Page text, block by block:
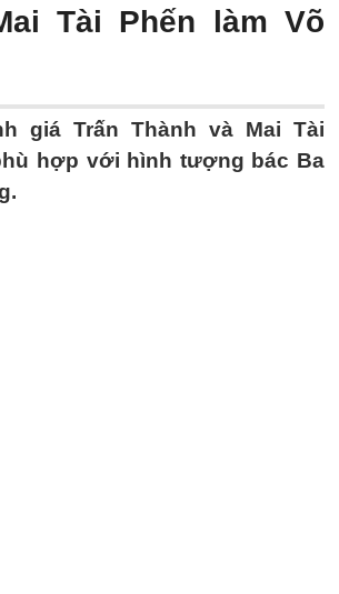
Tài Phến làm Võ
giá Trấn Thành và Mai Tài
hợp với hình tượng bác Ba